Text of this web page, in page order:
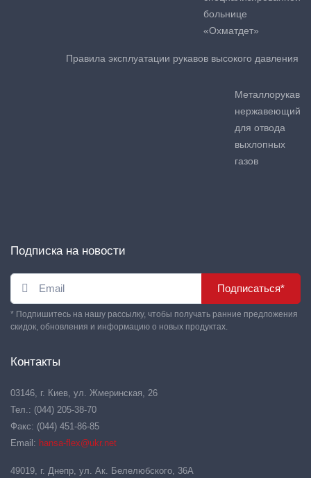
больнице
«Охматдет»
Правила эксплуатации рукавов высокого давления
Металлорукав
нержавеющий
для отвода
выхлопных
газов
Подписка на новости
Подписаться*
* Подпишитесь на нашу рассылку, чтобы получать ранние предложения
скидок, обновления и информацию о новых продуктах.
Контакты
03146, г. Киев, ул. Жмеринская, 26
Тел.: (044) 205-38-70
Факс: (044) 451-86-85
Email: hansa-flex@ukr.net
49019, г. Днепр, ул. Ак. Белелюбского, 36А